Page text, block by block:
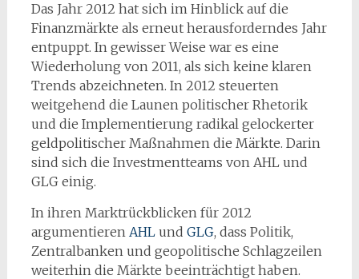
Das Jahr 2012 hat sich im Hinblick auf die
Finanzmärkte als erneut herausforderndes Jahr
entpuppt. In gewisser Weise war es eine
Wiederholung von 2011, als sich keine klaren
Trends abzeichneten. In 2012 steuerten
weitgehend die Launen politischer Rhetorik
und die Implementierung radikal gelockerter
geldpolitischer Maßnahmen die Märkte. Darin
sind sich die Investmentteams von AHL und
GLG einig.
In ihren Marktrückblicken für 2012
argumentieren AHLund GLG, dass Politik,
Zentralbanken und geopolitische Schlagzeilen
weiterhin die Märkte beeinträchtigt haben.